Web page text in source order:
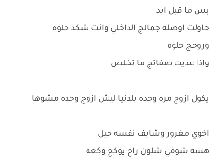
بس ما قبل ابد
حاولت اوصله جمالج الداخلي وانت شكد حلوه
وروحج حلوه
واذا عديت صفاتج ما تخلص
يكول ازوج مره وحده بلدنيا ليش ازوج وحده مشوها
اخوي مغرور وشايف نفسه حيل
هسه شوفي شلون راح يوكع وكعه